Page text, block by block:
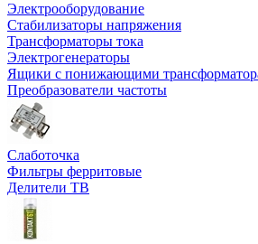
Электрооборудование
Стабилизаторы напряжения
Трансформаторы тока
Электрогенераторы
Ящики с понижающими
Преобразователи частоты
Слаботочка
Фильтры ферритовые
Делители ТВ